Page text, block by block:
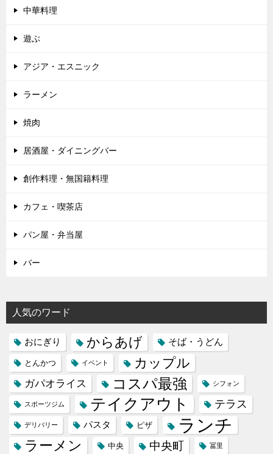
中華料理
遊ぶ
アジア・エスニック
ラーメン
焼肉
居酒屋・ダイニングバー
創作料理・無国籍料理
カフェ・喫茶店
パン屋・弁当屋
バー
人気のワード
おにぎり からあげ そば・うどん
とんかつ イベント カップル
ガパオライス コスパ最強 シフォン
スポーツジム テイクアウト テラス
デリバリー パスタ ピザ ランチ
ラーメン 中央 中央町 冨里